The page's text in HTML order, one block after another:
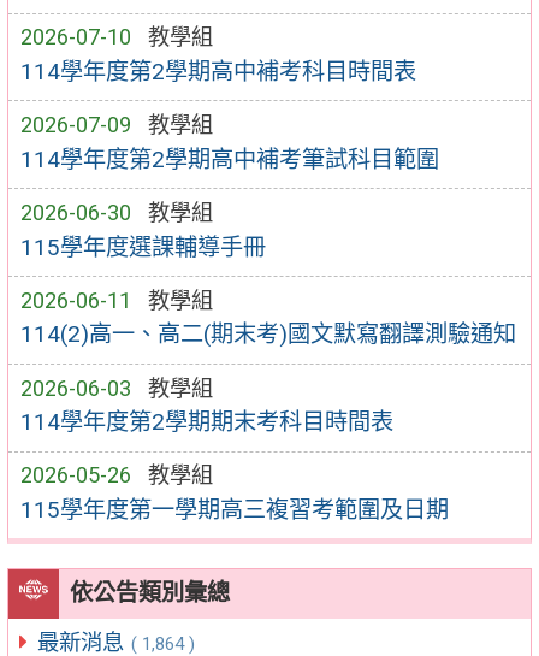
2026-07-10 教學組
114學年度第2學期高中補考科目時間表
2026-07-09 教學組
114學年度第2學期高中補考筆試科目範圍
2026-06-30 教學組
115學年度選課輔導手冊
2026-06-11 教學組
114(2)高一、高二(期末考)國文默寫翻譯測驗通知
2026-06-03 教學組
114學年度第2學期期末考科目時間表
2026-05-26 教學組
115學年度第一學期高三複習考範圍及日期
依公告類別彙總
最新消息 ( 1,864 )